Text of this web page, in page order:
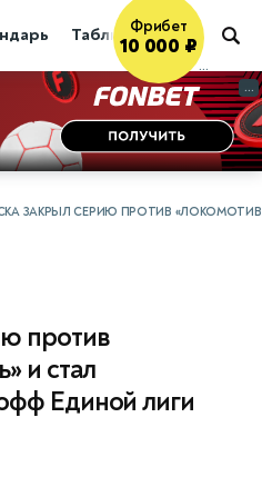
Таблица Прогнозы
Фрибет
10 000 ₽
...
...
ЗАКРЫЛ СЕРИЮ ПРОТИВ
против
и стал
Единой лиги